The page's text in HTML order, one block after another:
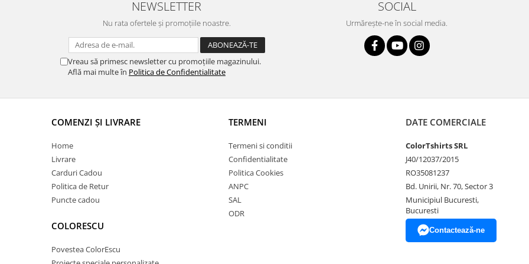
NEWSLETTER
Nu rata ofertele și promoțiile noastre.
Vreau să primesc newsletter cu promoțiile magazinului.
Află mai multe în Politica de Confidentialitate
SOCIAL
Urmărește-ne în social media.
COMENZI ȘI LIVRARE
Home
Livrare
Carduri Cadou
Politica de Retur
Puncte cadou
COLORESCU
Povestea ColorEscu
TERMENI
Termeni si conditii
Confidentialitate
Politica Cookies
ANPC
SAL
ODR
DATE COMERCIALE
ColorTshirts SRL
J40/12037/2015
RO35081237
Bd. Unirii, Nr. 70, Sector 3
Municipiul Bucuresti,
Bucuresti
Contactează-ne